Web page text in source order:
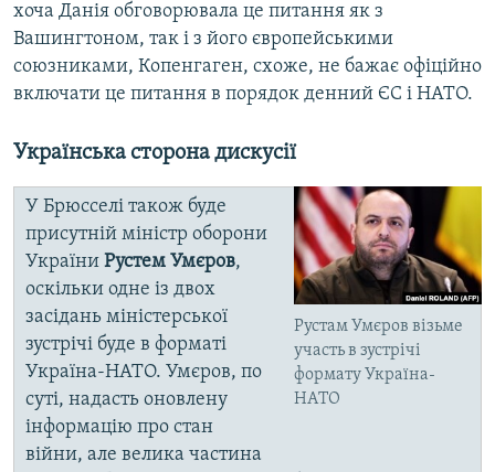
хоча Данія обговорювала це питання як з
Вашингтоном, так і з його європейськими
союзниками, Копенгаген, схоже, не бажає офіційно
включати це питання в порядок денний ЄС і НАТО.
Укрaїнськa cторонa дискусії
Рустaм Умєров візьме
учaсть в зустрічі
формaту Укрaїнa-
НAТО
У Брюсселі також буде
присутній міністр оборони
України Рустем Умєров,
оскільки одне із двох
засідань міністерської
зустрічі буде в формaті
Україна-НАТО. Умєров, по
суті, надасть оновлену
інформацію про стан
війни, але велика частина